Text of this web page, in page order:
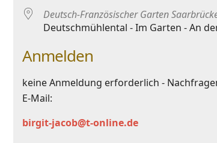
Deutsch-Französischer Garten
Deutschmühlental - Im Garten - An
Anmelden
keine Anmeldung erforderlich -
E-Mail:
birgit-jacob@t-online.de